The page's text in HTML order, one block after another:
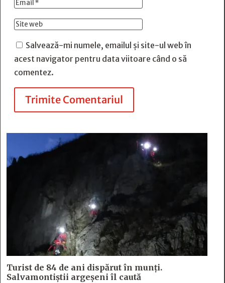
Salvează-mi numele, emailul și site-ul web în
acest navigator pentru data viitoare când o să
comentez.
Trimite Comentariul
Turist de 84 de ani dispărut în munți.
Salvamontiștii argeșeni îl caută